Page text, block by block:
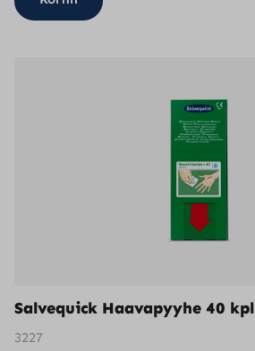
Salvequick Haavapyyhe 40 kpl
3227